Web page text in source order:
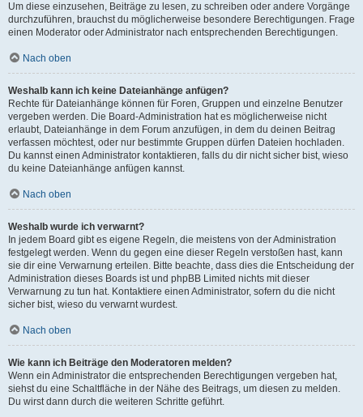
Um diese einzusehen, Beiträge zu lesen, zu schreiben oder andere Vorgänge
durchzuführen, brauchst du möglicherweise besondere Berechtigungen. Frage
einen Moderator oder Administrator nach entsprechenden Berechtigungen.
Nach oben
Weshalb kann ich keine Dateianhänge anfügen?
Rechte für Dateianhänge können für Foren, Gruppen und einzelne Benutzer
vergeben werden. Die Board-Administration hat es möglicherweise nicht
erlaubt, Dateianhänge in dem Forum anzufügen, in dem du deinen Beitrag
verfassen möchtest, oder nur bestimmte Gruppen dürfen Dateien hochladen.
Du kannst einen Administrator kontaktieren, falls du dir nicht sicher bist, wieso
du keine Dateianhänge anfügen kannst.
Nach oben
Weshalb wurde ich verwarnt?
In jedem Board gibt es eigene Regeln, die meistens von der Administration
festgelegt werden. Wenn du gegen eine dieser Regeln verstoßen hast, kann
sie dir eine Verwarnung erteilen. Bitte beachte, dass dies die Entscheidung der
Administration dieses Boards ist und phpBB Limited nichts mit dieser
Verwarnung zu tun hat. Kontaktiere einen Administrator, sofern du die nicht
sicher bist, wieso du verwarnt wurdest.
Nach oben
Wie kann ich Beiträge den Moderatoren melden?
Wenn ein Administrator die entsprechenden Berechtigungen vergeben hat,
siehst du eine Schaltfläche in der Nähe des Beitrags, um diesen zu melden.
Du wirst dann durch die weiteren Schritte geführt.